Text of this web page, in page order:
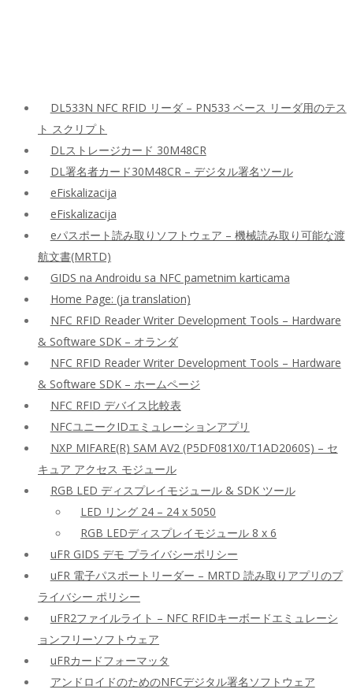
DL533N NFC RFID リーダ – PN533 ベース リーダ用のテス
ト スクリプト
DLストレージカード 30M48CR
DL署名者カード30M48CR – デジタル署名ツール
eFiskalizacija
eFiskalizacija
eパスポート読み取りソフトウェア – 機械読み取り可能な渡
航文書(MRTD)
GIDS na Androidu sa NFC pametnim karticama
Home Page: (ja translation)
NFC RFID Reader Writer Development Tools – Hardware
& Software SDK – オランダ
NFC RFID Reader Writer Development Tools – Hardware
& Software SDK – ホームページ
NFC RFID デバイス比較表
NFCユニークIDエミュレーションアプリ
NXP MIFARE(R) SAM AV2 (P5DF081X0/T1AD2060S) – セ
キュア アクセス モジュール
RGB LED ディスプレイモジュール & SDK ツール
LED リング 24 – 24 x 5050
RGB LEDディスプレイモジュール 8 x 6
uFR GIDS デモ プライバシーポリシー
uFR 電子パスポートリーダー – MRTD 読み取りアプリのプ
ライバシー ポリシー
uFR2ファイルライト – NFC RFIDキーボードエミュレーシ
ョンフリーソフトウェア
uFRカードフォーマッタ
アンドロイドのためのNFCデジタル署名ソフトウェア